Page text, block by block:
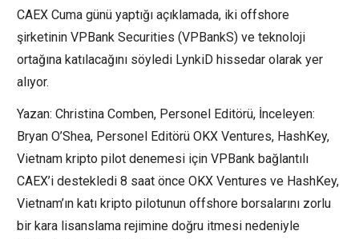
CAEX Cuma günü yaptığı açıklamada, iki offshore
şirketinin VPBank Securities (VPBankS) ve teknoloji
ortağına katılacağını söyledi LynkiD hissedar olarak yer
alıyor.
Yazan: Christina Comben, Personel Editörü, İnceleyen:
Bryan O’Shea, Personel Editörü OKX Ventures, HashKey,
Vietnam kripto pilot denemesi için VPBank bağlantılı
CAEX’i destekledi 8 saat önce OKX Ventures ve HashKey,
Vietnam’ın katı kripto pilotunun offshore borsalarını zorlu
bir kara lisanslama rejimine doğru itmesi nedeniyle